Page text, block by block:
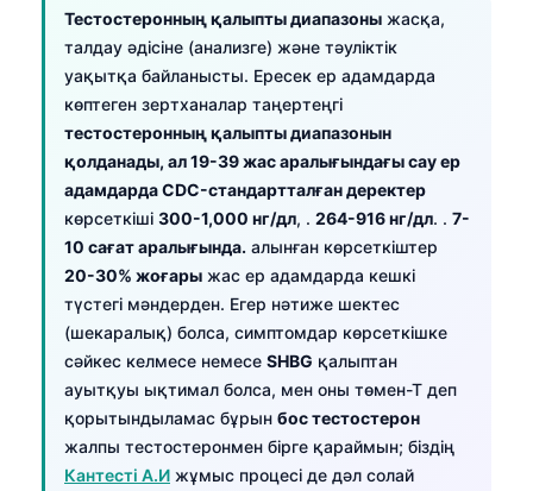
Тестостеронның қалыпты диапазоны жасқа,
талдау әдісіне (анализге) және тәуліктік
уақытқа байланысты. Ересек ер адамдарда
көптеген зертханалар таңертеңгі
тестостеронның қалыпты диапазонын
қолданады, ал 19-39 жас аралығындағы сау ер
адамдарда CDC-стандартталған деректер
көрсеткіші 300-1,000 нг/дл, . 264-916 нг/дл. . 7-
10 сағат аралығында. алынған көрсеткіштер
20-30% жоғары жас ер адамдарда кешкі
түстегі мәндерден. Егер нәтиже шектес
(шекаралық) болса, симптомдар көрсеткішке
сәйкес келмесе немесе SHBG қалыптан
ауытқуы ықтимал болса, мен оны төмен-Т деп
қорытындыламас бұрын бос тестостерон
жалпы тестостеронмен бірге қараймын; біздің
Кантесті А.И жұмыс процесі де дәл солай